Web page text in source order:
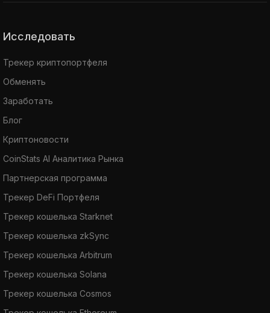
Исследовать
Трекер криптопортфеля
Обменять
Заработать
Блог
Криптоновости
CoinStats AI Аналитика Рынка
Партнерская программа
Трекер DeFi Портфеля
Трекер кошелька Starknet
Трекер кошелька zkSync
Трекер кошелька Arbitrum
Трекер кошелька Solana
Трекер кошелька Cosmos